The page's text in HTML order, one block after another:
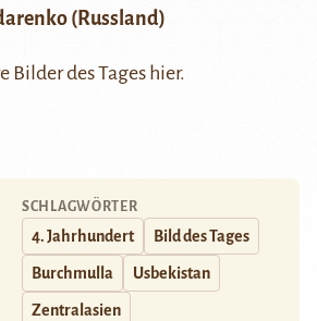
(Russland)
Bilder des Tages hier.
SCHLAGWÖRTER
4. Jahrhundert Bild des Tages
Burchmulla Usbekistan
Zentralasien